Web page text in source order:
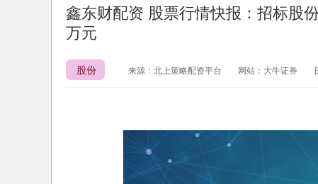
鑫东财配资 股票行情快报：招标股
万元
股份 来源：北上策略配资平台 网站：大牛证券